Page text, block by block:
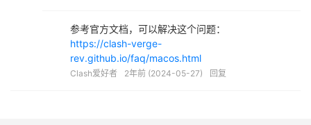
参考官方文档，可以解决这个问题：
https://clash-verge-
rev.github.io/faq/macos.html
Clash爱好者 2年前 (2024-05-27) 回复